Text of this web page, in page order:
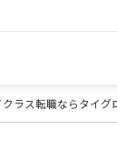
ラス転職ならタイグ